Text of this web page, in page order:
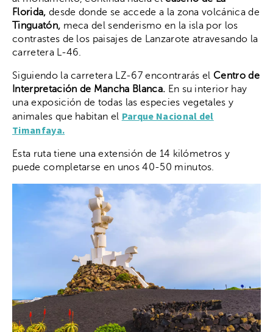
Florida, desde donde se accede a la zona volcánica de
Tinguatón, meca del senderismo en la isla por los
contrastes de los paisajes de Lanzarote atravesando la
carretera L-46.
Siguiendo la carretera LZ-67 encontrarás el Centro de
Interpretación de Mancha Blanca. En su interior hay
una exposición de todas las especies vegetales y
animales que habitan el Parque Nacional del
Timanfaya.
Esta ruta tiene una extensión de 14 kilómetros y
puede completarse en unos 40-50 minutos.